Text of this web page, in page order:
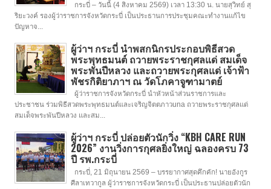
กระบี่ – วันนี้ (4 สิงหาคม 2569) เวลา 13:30 น. นายสุวิทย์ สุ
ริยะวงค์ รองผู้ว่าราชการจังหวัดกระบี่ เป็นประธานการประชุมคณะทำงานแก้ไข
ปัญหาจ...
ผู้ว่าฯ กระบี่ นำพสกนิกรประกอบพิธีสวด
พระพุทธมนต์ ถวายพระราชกุศลแด่ สมเด็จ
พระพันปีหลวง และถวายพระกุศลแด่ เจ้าฟ้า
พัชรกิติยาภาฯ ณ วัดโภคาจูฑามาตย์
ผู้ว่าราชการจังหวัดกระบี่ นำหัวหน้าส่วนราชการและ
ประชาชน ร่วมพิธีสวดพระพุทธมนต์และเจริญจิตตภาวuna ถวายพระราชกุศลแด่
สมเด็จพระพันปีหลวง และสม...
ผู้ว่าฯ กระบี่ ปล่อยตัวนักวิ่ง “KBH CARE RUN
2026” งานวิ่งการกุศลยิ่งใหญ่ ฉลองครบ 73
ปี รพ.กระบี่
กระบี่, 21 มิถุนายน 2569 – บรรยากาศสุดคึกคัก! นายอังกูร
ศีลาเทวากูล ผู้ว่าราชการจังหวัดกระบี่ เป็นประธานปล่อยตัวนัก